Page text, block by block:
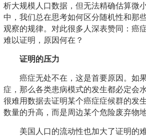
析大规模人口数据，但无法精确估算微
中，我们总在思考如何区分随机性和那
观察的规律。对此很多人深表赞同：癌
难以证明，原因何在？
证明的压力
癌症无处不在，这是首要原因。如
症，那么各类患病模式的发生都必定会
很难用数据去证明某个癌症症候群的发
数量的升高，而是周边某个危险废弃物地
美国人口的流动性也加大了证明的